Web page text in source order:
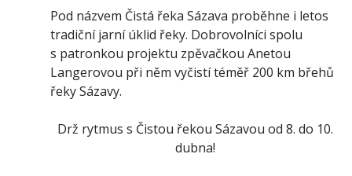
Pod názvem Čistá řeka Sázava proběhne i letos
tradiční jarní úklid řeky. Dobrovolníci spolu
s patronkou projektu zpěvačkou Anetou
Langerovou při něm vyčistí téměř 200 km břehů
řeky Sázavy.
Drž rytmus s Čistou řekou Sázavou od 8. do 10.
dubna!